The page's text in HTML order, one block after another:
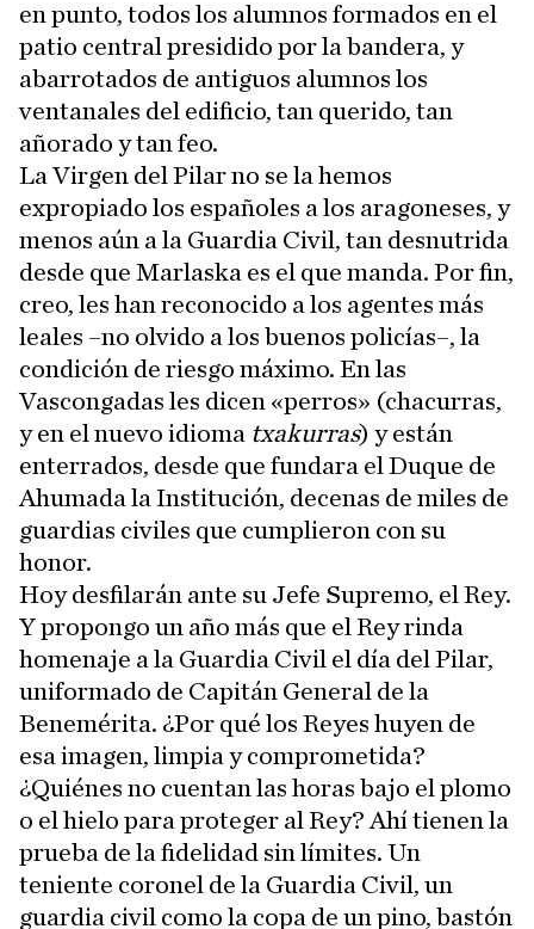
en punto, todos los alumnos formados en el
patio central presidido por la bandera, y
abarrotados de antiguos alumnos los
ventanales del edificio, tan querido, tan
añorado y tan feo.
La Virgen del Pilar no se la hemos
expropiado los españoles a los aragoneses, y
menos aún a la Guardia Civil, tan desnutrida
desde que Marlaska es el que manda. Por fin,
creo, les han reconocido a los agentes más
leales –no olvido a los buenos policías–, la
condición de riesgo máximo. En las
Vascongadas les dicen «perros» (chacurras,
y en el nuevo idioma txakurras) y están
enterrados, desde que fundara el Duque de
Ahumada la Institución, decenas de miles de
guardias civiles que cumplieron con su
honor.
Hoy desfilarán ante su Jefe Supremo, el Rey.
Y propongo un año más que el Rey rinda
homenaje a la Guardia Civil el día del Pilar,
uniformado de Capitán General de la
Benemérita. ¿Por qué los Reyes huyen de
esa imagen, limpia y comprometida?
¿Quiénes no cuentan las horas bajo el plomo
o el hielo para proteger al Rey? Ahí tienen la
prueba de la fidelidad sin límites. Un
teniente coronel de la Guardia Civil, un
guardia civil como la copa de un pino, bastón